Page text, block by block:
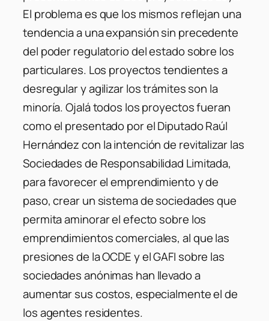
El problema es que los mismos reflejan una
tendencia a una expansión sin precedente
del poder regulatorio del estado sobre los
particulares. Los proyectos tendientes a
desregular y agilizar los trámites son la
minoría. Ojalá todos los proyectos fueran
como el presentado por el Diputado Raúl
Hernández con la intención de revitalizar las
Sociedades de Responsabilidad Limitada,
para favorecer el emprendimiento y de
paso, crear un sistema de sociedades que
permita aminorar el efecto sobre los
emprendimientos comerciales, al que las
presiones de la OCDE y el GAFI sobre las
sociedades anónimas han llevado a
aumentar sus costos, especialmente el de
los agentes residentes.